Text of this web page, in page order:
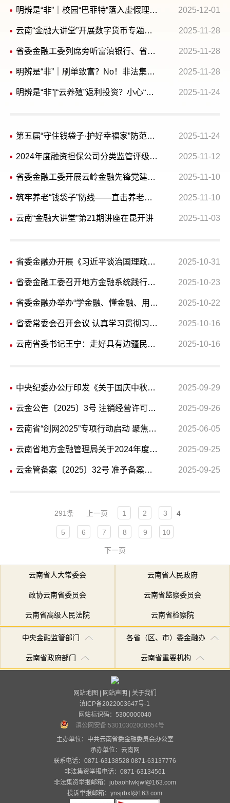
明辨是“非”｜校园“巴菲特”落入虚假理财陷阱 2025-12-01
云南“金融大讲堂”开展数字货币专题讲座 2025-11-28
省委金融工委列席旁听富滇银行、省联社党委理论学习中心组学习 2025-11-28
明辨是“非”｜刷单致富？No！非法集资陷阱 2025-11-28
明辨是“非”|“云养殖”返利投资？小心“云”上掉陷阱 2025-11-24
第五届“守住钱袋子·护好幸福家”防范非法金融活动短视频征集大赛结果公示 2025-11-24
2024年度融资担保公司分类监管评级结果公告 2025-11-12
省委金融工委开展云岭金融先锋党建品牌建设现场观摩活动 2025-11-10
筑牢养老“钱袋子”防线——直击养老服务领域非法集资防范治理​ 2025-11-10
云南“金融大讲堂”第21期讲座在昆开讲 2025-11-03
省委金融办开展《习近平谈治国理政》第五卷集中学习 2025-10-31
省委金融工委召开地方金融系统践行金融工作政治性、人民性座谈会 2025-10-23
省委金融办举办“学金融、懂金融、用金融”楚雄行活动 2025-10-22
省委常委会召开会议 认真学习贯彻习近平总书记重要讲话重要指示精神 王宁主持 2025-10-16
云南省委书记王宁：走好具有边疆民族地区特点的城市高质量发展之路 2025-10-16
中央纪委办公厅印发《关于国庆中秋期间严格落实中央八项规定精神、从严纠治“四风”的通知》 2025-09-29
云金公告〔2025〕3号 注销经营许可公告（云南花卉融资担保有限公司、昆明中北融资担保有限责任公司） 2025-09-26
云南省“剑网2025”专项行动启动 聚焦整治6个领域 2025-06-05
云南省地方金融管理局关于2024年度全省典当行年审情况的公告 2025-09-25
云金管备案〔2025〕32号 准予备案通知书（昆明乾贯融资担保有限公司） 2025-09-25
291条 上一页 1 2 3 4
5 6 7 8 9 10
下一页
云南省人大常委会 云南省人民政府
政协云南省委员会 云南省监察委员会
云南省高级人民法院 云南省检察院
中央金融监管部门 各省（区、市）委金融办
云南省政府部门 云南省重要机构
网站地图 | 网站声明 | 关于我们
滇ICP备2022003647号-1
网站标识码：5300000040
滇公网安备 53010302000554号
主办单位：中共云南省委金融委员会办公室
承办单位： 云南网
联系电话：0871-63138528 0871-63137776
非法集资举报电话：0871-63134561
非法集资举报邮箱：jubaohlwkjwf@163.com
投诉举报邮箱：ynsjrbxf@163.com